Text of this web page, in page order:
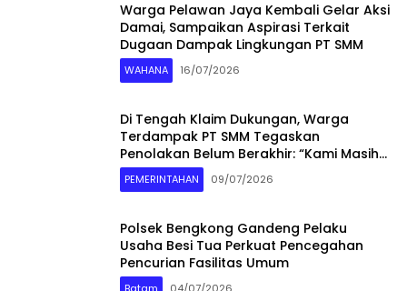
Warga Pelawan Jaya Kembali Gelar Aksi
Damai, Sampaikan Aspirasi Terkait
Dugaan Dampak Lingkungan PT SMM
WAHANA 16/07/2026
Di Tengah Klaim Dukungan, Warga
Terdampak PT SMM Tegaskan
Penolakan Belum Berakhir: “Kami Masih
Merasakan Dampaknya”
PEMERINTAHAN 09/07/2026
Polsek Bengkong Gandeng Pelaku
Usaha Besi Tua Perkuat Pencegahan
Pencurian Fasilitas Umum